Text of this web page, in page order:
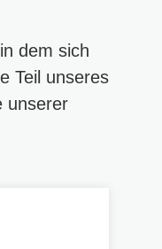
dem sich
Teil unseres
unserer